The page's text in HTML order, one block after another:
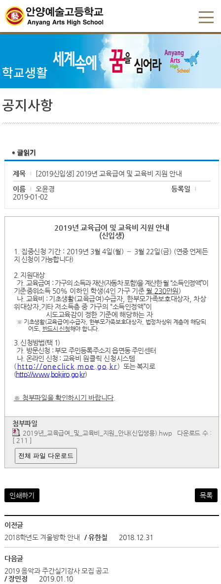
학교생활
공지사항
제목
[2019신입생] 2019년 교육급여 및 교육비 지원 안내
이름
오윤경
등록일
2019-01-02
2019년 교육급여 및 교육비 지원 안내
(신입생)
1. 집중신청 기간 : 2019년 3월4일(월) ∼ 3월 22일(금) (연중 언제든
지 신청이 가능합니다)
2. 지원대상
가. 교육급여 : 가구의 소득과 재산(자동차 포함)을 계산한 월 “소득인정액”이
기준 중위소득 50% 이하인 학생(4인 가구 기준월 230만원)
나. 교육비 : 기초생활(교육급여)수급자, 한부모가족보호대상자, 차상
위대상자, 기타 저소득층 중 가구의 “소득인정액”이
시도교육감이 정한 기준에 해당하는 자
※ 기초생활(교육급여)수급자, 한부모가족보호대상자, 법정차상위 계층에 해당되
어도, 반드시 신청해야 합니다
3. 신청방법(택 1)
가. 방문신청 :부모 주민등록주소지 읍면동 주민센터
나. 온라인 신청 : 교육비 원클릭 신청시스템
( http://oneclick.moe.go.kr) 또는복지로
(http://www.bokjiro.go.kr)
※ 첨부파일을 확인하시기 바랍니다
첨부파일
2019년_교육급여_및_교육비_지원_안내(신입생용).hwp 다운로드 수 :
[ 211 ]
전체 파일 다운로드
인쇄하기 목록
이전글
2018학년도 겨울방학 안내
/ 유한칠 2018.12.31
다음글
2019 음악과 주간실기강사 모집 공고
/ 장민정
2019.01.10